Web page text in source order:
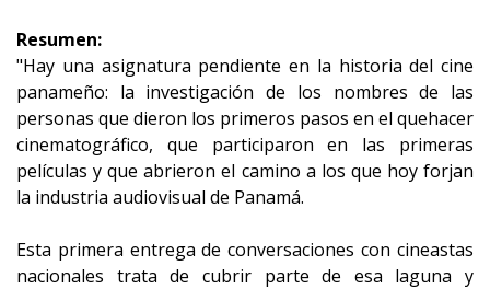
Resumen:
"Hay una asignatura pendiente en la historia del cine
panameño: la investigación de los nombres de las
personas que dieron los primeros pasos en el quehacer
cinematográfico, que participaron en las primeras
películas y que abrieron el camino a los que hoy forjan
la industria audiovisual de Panamá.
Esta primera entrega de conversaciones con cineastas
nacionales trata de cubrir parte de esa laguna y